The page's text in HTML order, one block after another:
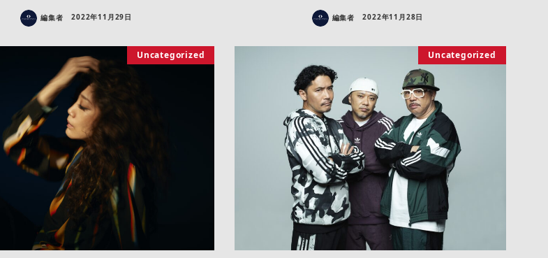
編集者 2022年11月29日 編集者 2022年11月28日
Uncategorized Uncategorized